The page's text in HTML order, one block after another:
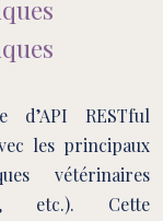
d’API RESTful
les principaux
vétérinaires
etc.). Cette